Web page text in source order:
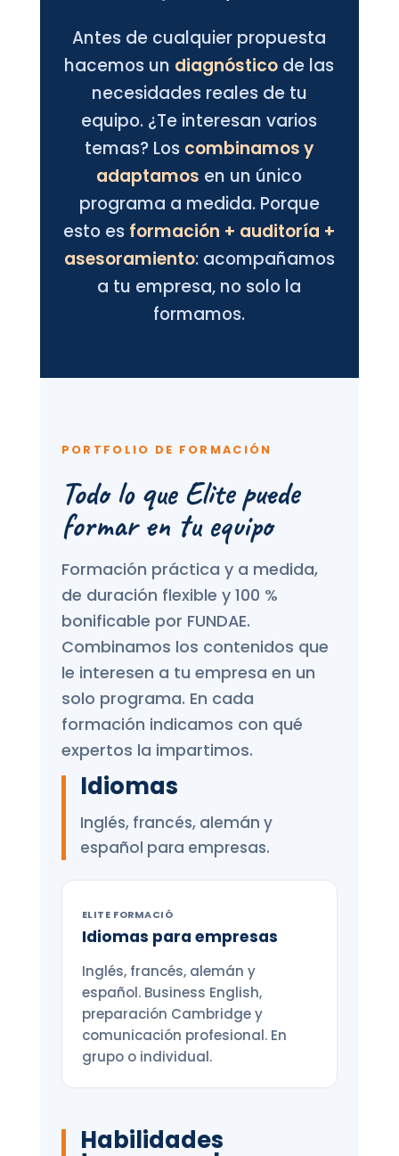
Antes de cualquier propuesta
hacemos un diagnóstico de las
necesidades reales de tu
equipo. ¿Te interesan varios
temas? Los combinamos y
adaptamos en un único
programa a medida. Porque
esto es formación + auditoría +
asesoramiento: acompañamos
a tu empresa, no solo la
formamos.
PORTFOLIO DE FORMACIÓN
Todo lo que Elite puede
formar en tu equipo
Formación práctica y a medida,
de duración flexible y 100 %
bonificable por FUNDAE.
Combinamos los contenidos que
le interesen a tu empresa en un
solo programa. En cada
formación indicamos con qué
expertos la impartimos.
Idiomas
Inglés, francés, alemán y
español para empresas.
ELITE FORMACIÓ
Idiomas para empresas
Inglés, francés, alemán y
español. Business English,
preparación Cambridge y
comunicación profesional. En
grupo o individual.
Habilidades